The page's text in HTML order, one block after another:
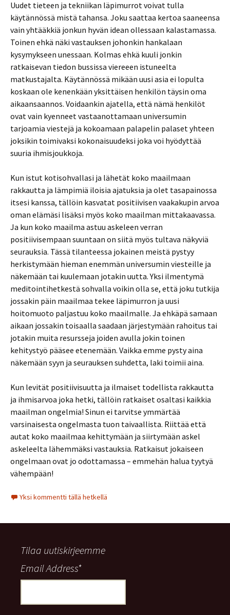
Uudet tieteen ja tekniikan läpimurrot voivat tulla
käytännössä mistä tahansa. Joku saattaa kertoa saaneensa
vain yhtääkkiä jonkun hyvän idean ollessaan kalastamassa.
Toinen ehkä näki vastauksen johonkin hankalaan
kysymykseen unessaan. Kolmas ehkä kuuli jonkin
ratkaisevan tiedon bussissa viereeen istuneelta
matkustajalta. Käytännössä mikään uusi asia ei lopulta
koskaan ole kenenkään yksittäisen henkilön täysin oma
aikaansaannos. Voidaankin ajatella, että nämä henkilöt
ovat vain kyenneet vastaanottamaan universumin
tarjoamia viestejä ja kokoamaan palapelin palaset yhteen
joksikin toimivaksi kokonaisuudeksi joka voi hyödyttää
suuria ihmisjoukkoja.
Kun istut kotisohvallasi ja lähetät koko maailmaan
rakkautta ja lämpimiä iloisia ajatuksia ja olet tasapainossa
itsesi kanssa, tällöin kasvatat positiivisen vaakakupin arvoa
oman elämäsi lisäksi myös koko maailman mittakaavassa.
Ja kun koko maailma astuu askeleen verran
positiivisempaan suuntaan on siitä myös tultava näkyviä
seurauksia. Tässä tilanteessa jokainen meistä pystyy
herkistymään hieman enemmän universumin viesteille ja
näkemään tai kuulemaan jotakin uutta. Yksi ilmentymä
meditointihetkestä sohvalla voikin olla se, että joku tutkija
jossakin päin maailmaa tekee läpimurron ja uusi
hoitomuoto paljastuu koko maailmalle. Ja ehkäpä samaan
aikaan jossakin toisaalla saadaan järjestymään rahoitus tai
jotakin muita resursseja joiden avulla jokin toinen
kehitystyö pääsee etenemään. Vaikka emme pysty aina
näkemään syyn ja seurauksen suhdetta, laki toimii aina.
Kun levität positiivisuutta ja ilmaiset todellista rakkautta
ja ihmisarvoa joka hetki, tällöin ratkaiset osaltasi kaikkia
maailman ongelmia! Sinun ei tarvitse ymmärtää
varsinaisesta ongelmasta tuon taivaallista. Riittää että
autat koko maailmaa kehittymään ja siirtymään askel
askeleelta lähemmäksi vastauksia. Ratkaisut jokaiseen
ongelmaan ovat jo odottamassa – emmehän halua tyytyä
vähempään!
Yksi kommentti tällä hetkellä
Tilaa uutiskirjeemme
Email Address*